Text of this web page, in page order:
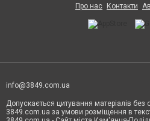
Про нас Контакти
info@3849.com.ua
Допускається цитування матеріалів
3849.com.ua за умови розміщення в